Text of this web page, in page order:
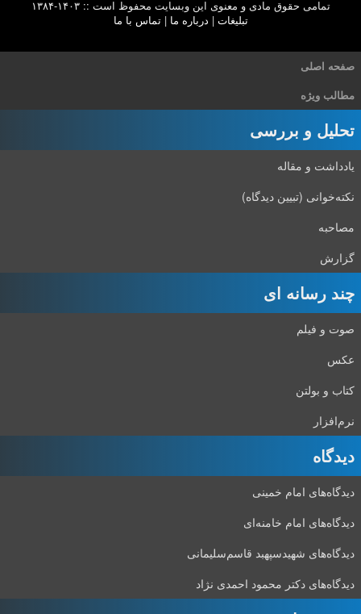
تمامی حقوق مادی و معنوی این وبسایت محفوظ است :: ۱۴۰۳-۱۳۸۴
تبلیغات | درباره ما |تماس با ما
صفحه اصلی
مطالب ویژه
تحلیل و بررسی
یادداشت و مقاله
نکته‌خوانی (تبیین دیدگاه)
مصاحبه
گزارش
چند رسانه ای
صوت و فیلم
عکس
کتاب و بولتن
نرم‌افزار
دیدگاه‌
دیدگاه‌های امام خمینی
دیدگاه‌های امام خامنه‌ای
دیدگاه‌های شهید‌سپهبد قاسم‌سلیمانی
دیدگاه‌های دکتر محمود احمدی نژاد